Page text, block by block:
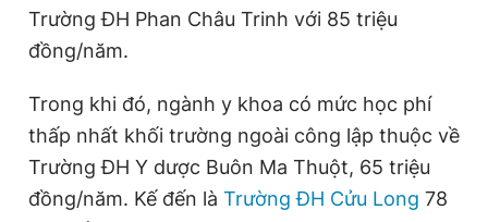
Trường ĐH Phan Châu Trinh với 85 triệu
đồng/năm.
Trong khi đó, ngành y khoa có mức học phí
thấp nhất khối trường ngoài công lập thuộc về
Trường ĐH Y dược Buôn Ma Thuột, 65 triệu
đồng/năm. Kế đến là Trường ĐH Cửu Long 78